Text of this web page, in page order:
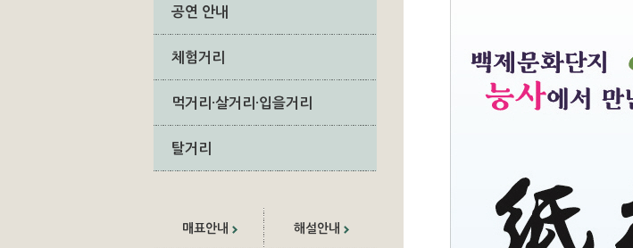
공연 안내
체험거리
먹거리·살거리·입을거리
탈거리
매표안내 해설안내